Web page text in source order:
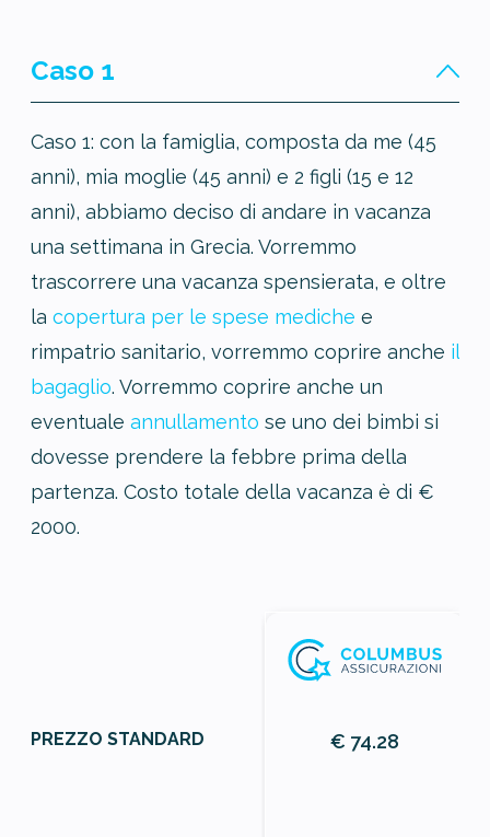
Caso 1
Caso 1: con la famiglia, composta da me (45
anni), mia moglie (45 anni) e 2 figli (15 e 12
anni), abbiamo deciso di andare in vacanza
una settimana in Grecia. Vorremmo
trascorrere una vacanza spensierata, e oltre
la copertura per le spese mediche e
rimpatrio sanitario, vorremmo coprire anche il
bagaglio. Vorremmo coprire anche un
eventuale annullamento se uno dei bimbi si
dovesse prendere la febbre prima della
partenza. Costo totale della vacanza è di €
2000.
PREZZO STANDARD € 74.28